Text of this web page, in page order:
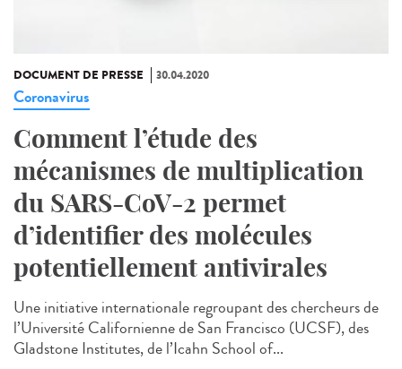
DOCUMENT DE PRESSE 30.04.2020
Coronavirus
Comment l’étude des
mécanismes de multiplication
du SARS-CoV-2 permet
d’identifier des molécules
potentiellement antivirales
Une initiative internationale regroupant des chercheurs de
l’Université Californienne de San Francisco (UCSF), des
Gladstone Institutes, de l’Icahn School of...